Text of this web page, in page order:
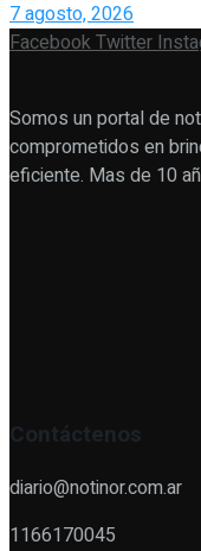
7 agosto, 2026
FacebookTwitter
Somos un portal de
comprometidos en
eficiente. Mas de 10
Contáctenos
diario@notinor.com.ar
1166170045